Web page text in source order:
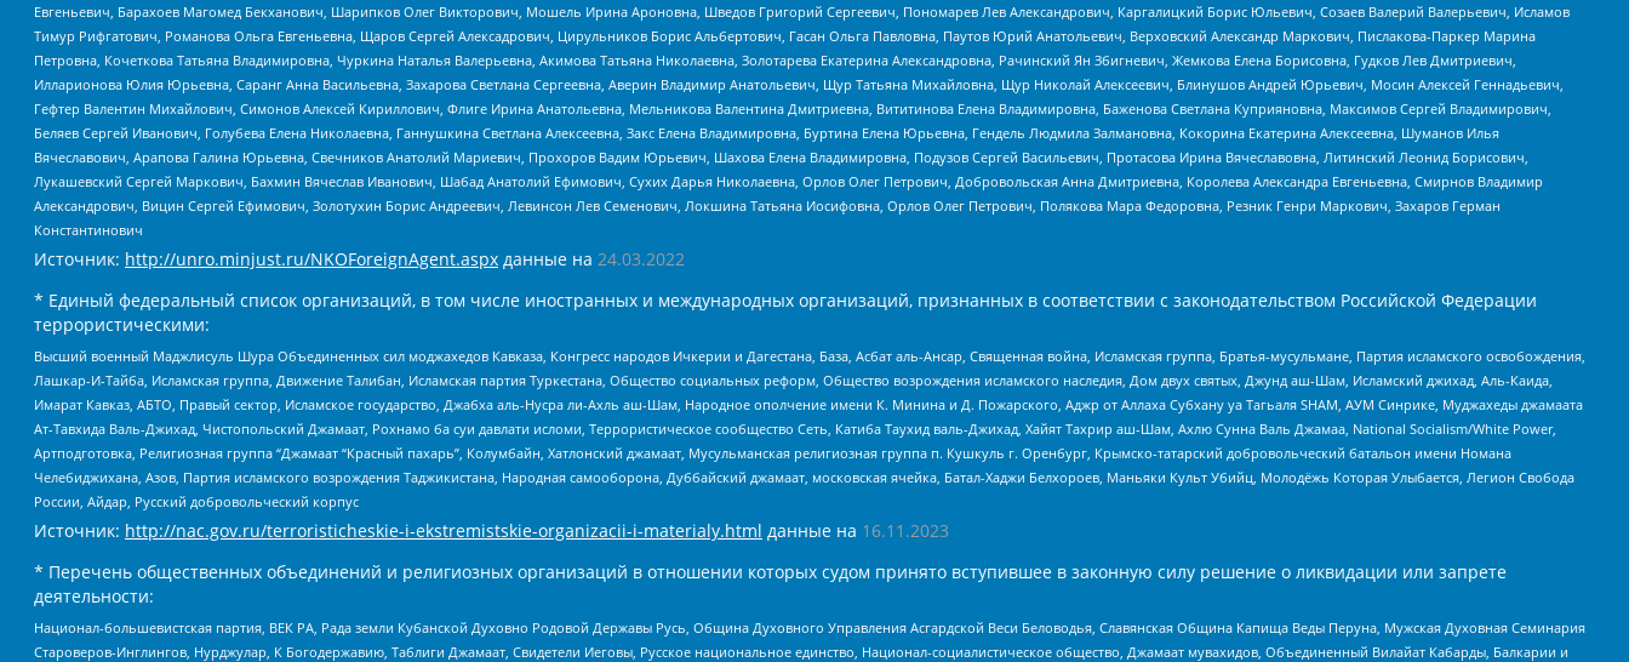
Евгеньевич, Барахоев Магомед Бекханович, Шарипков Олег Викторович, Мошель Ирина Ароновна, Шведов Григорий Сергеевич, Пономарев Лев Александрович, Каргалицкий Борис Юльевич, Созаев Валерий Валерьевич, Исламов
Тимур Рифгатович, Романова Ольга Евгеньевна, Щаров Сергей Алексадрович, Цирульников Борис Альбертович, Гасан Ольга Павловна, Паутов Юрий Анатольевич, Верховский Александр Маркович, Пислакова-Паркер Марина
Петровна, Кочеткова Татьяна Владимировна, Чуркина Наталья Валерьевна, Акимова Татьяна Николаевна, Золотарева Екатерина Александровна, Рачинский Ян Збигневич, Жемкова Елена Борисовна, Гудков Лев Дмитриевич,
Илларионова Юлия Юрьевна, Саранг Анна Васильевна, Захарова Светлана Сергеевна, Аверин Владимир Анатольевич, Щур Татьяна Михайловна, Щур Николай Алексеевич, Блинушов Андрей Юрьевич, Мосин Алексей Геннадьевич,
Гефтер Валентин Михайлович, Симонов Алексей Кириллович, Флиге Ирина Анатольевна, Мельникова Валентина Дмитриевна, Вититинова Елена Владимировна, Баженова Светлана Куприяновна, Максимов Сергей Владимирович,
Беляев Сергей Иванович, Голубева Елена Николаевна, Ганнушкина Светлана Алексеевна, Закс Елена Владимировна, Буртина Елена Юрьевна, Гендель Людмила Залмановна, Кокорина Екатерина Алексеевна, Шуманов Илья
Вячеславович, Арапова Галина Юрьевна, Свечников Анатолий Мариевич, Прохоров Вадим Юрьевич, Шахова Елена Владимировна, Подузов Сергей Васильевич, Протасова Ирина Вячеславовна, Литинский Леонид Борисович,
Лукашевский Сергей Маркович, Бахмин Вячеслав Иванович, Шабад Анатолий Ефимович, Сухих Дарья Николаевна, Орлов Олег Петрович, Добровольская Анна Дмитриевна, Королева Александра Евгеньевна, Смирнов Владимир
Александрович, Вицин Сергей Ефимович, Золотухин Борис Андреевич, Левинсон Лев Семенович, Локшина Татьяна Иосифовна, Орлов Олег Петрович, Полякова Мара Федоровна, Резник Генри Маркович, Захаров Герман
Константинович
Источник: http://unro.minjust.ru/NKOForeignAgent.aspx данные на 24.03.2022
* Единый федеральный список организаций, в том числе иностранных и международных организаций, признанных в соответствии с законодательством Российской Федерации
террористическими:
Высший военный Маджлисуль Шура Объединенных сил моджахедов Кавказа, Конгресс народов Ичкерии и Дагестана, База, Асбат аль-Ансар, Священная война, Исламская группа, Братья-мусульмане, Партия исламского освобождения,
Лашкар-И-Тайба, Исламская группа, Движение Талибан, Исламская партия Туркестана, Общество социальных реформ, Общество возрождения исламского наследия, Дом двух святых, Джунд аш-Шам, Исламский джихад, Аль-Каида,
Имарат Кавказ, АБТО, Правый сектор, Исламское государство, Джабха аль-Нусра ли-Ахль аш-Шам, Народное ополчение имени К. Минина и Д. Пожарского, Аджр от Аллаха Субхану уа Тагьаля SHAM, АУМ Синрике, Муджахеды джамаата
Ат-Тавхида Валь-Джихад, Чистопольский Джамаат, Рохнамо ба суи давлати исломи, Террористическое сообщество Сеть, Катиба Таухид валь-Джихад, Хайят Тахрир аш-Шам, Ахлю Сунна Валь Джамаа, National Socialism/White Power,
Артподготовка, Религиозная группа “Джамаат “Красный пахарь”, Колумбайн, Хатлонский джамаат, Мусульманская религиозная группа п. Кушкуль г. Оренбург, Крымско-татарский добровольческий батальон имени Номана
Челебиджихана, Азов, Партия исламского возрождения Таджикистана, Народная самооборона, Дуббайский джамаат, московская ячейка, Батал-Хаджи Белхороев, Маньяки Культ Убийц, Молодёжь Которая Улыбается, Легион Свобода
России, Айдар, Русский добровольческий корпус
Источник: http://nac.gov.ru/terroristicheskie-i-ekstremistskie-organizacii-i-materialy.html данные на 16.11.2023
* Перечень общественных объединений и религиозных организаций в отношении которых судом принято вступившее в законную силу решение о ликвидации или запрете
деятельности:
Национал-большевистская партия, ВЕК РА, Рада земли Кубанской Духовно Родовой Державы Русь, Община Духовного Управления Асгардской Веси Беловодья, Славянская Община Капища Веды Перуна, Мужская Духовная Семинария
Староверов-Инглингов, Нурджулар, К Богодержавию, Таблиги Джамаат, Свидетели Иеговы, Русское национальное единство, Национал-социалистическое общество, Джамаат мувахидов, Объединенный Вилайат Кабарды, Балкарии и